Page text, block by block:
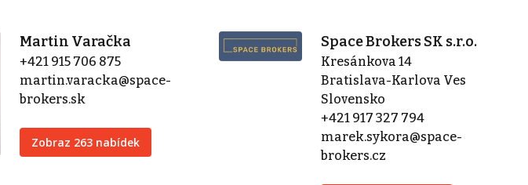
Martin Varačka
+421 915 706 875
martin.varacka@space-
brokers.sk
Zobraz 263 nabídek
Space Brokers SK s.r.o.
Kresánkova 14
Bratislava-Karlova Ves
Slovensko
+421 917 327 794
marek.sykora@space-
brokers.cz